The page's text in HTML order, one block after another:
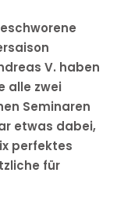
V. haben
alle zwei
Seminaren
etwas dabei,
perfektes
für